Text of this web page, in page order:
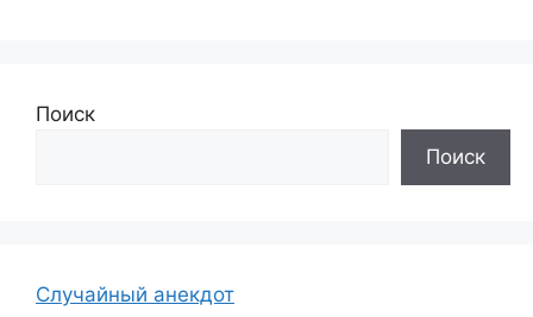
Поиск
Поиск
Случайный анекдот